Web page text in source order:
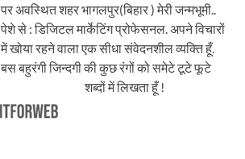
पर अवस्थित शहर भागलपुर(बिहार ) मेरी जन्मभूमी..
पेशे से : डिजिटल मार्केटिंग प्रोफेसनल. अपने विचारों
में खोया रहने वाला एक सीधा संवेदनशील व्यक्ति हूँ.
बस बहुरंगी जिन्दगी की कुछ रंगों को समेटे टूटे फूटे
शब्दों में लिखता हूँ !